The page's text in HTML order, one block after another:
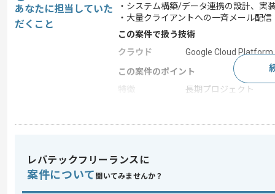
あなたに担当していた
だくこと
・システム構築/データ連携の設計、実
・大量クライアントへの一斉メール配信
この案件で扱う技術
クラウド
Google Cloud Platform
この案件のポイント
長期プロジェクト
・SQLの基本コマンド理解
レバテックフリーランスに
案件について 聞いてみませんか？